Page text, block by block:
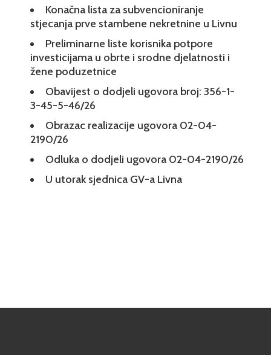
Konačna lista za subvencioniranje
stjecanja prve stambene nekretnine u Livnu
Preliminarne liste korisnika potpore
investicijama u obrte i srodne djelatnosti i
žene poduzetnice
Obavijest o dodjeli ugovora broj: 356-1-
3-45-5-46/26
Obrazac realizacije ugovora 02-04-
2190/26
Odluka o dodjeli ugovora 02-04-2190/26
U utorak sjednica GV-a Livna